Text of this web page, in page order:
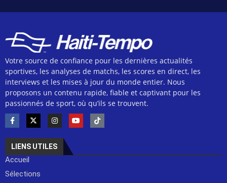
Votre source de confiance pour les dernières actualités
sportives, les analyses de matchs, les scores en direct, les
interviews et les mises à jour du monde entier. Nous
proposons un contenu rapide, fiable et captivant pour les
passionnés de sport, où qu’ils se trouvent.
LIENS UTILES
Accueil
Sélections